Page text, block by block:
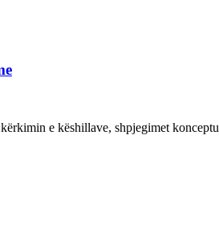
e këshillave, shpjegimet